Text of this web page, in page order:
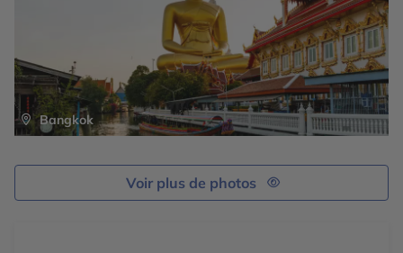
Bangkok
Voir plus de photos